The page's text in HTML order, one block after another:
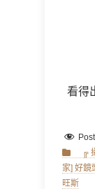
看得
╔
家] 好鏡
旺斯